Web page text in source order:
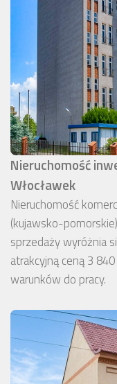
Nieruchomość
Włocławek
Nieruchomość
(kujawsko-
sprzedaży wyróżnia
atrakcyjną ceną 3
warunków do pracy.